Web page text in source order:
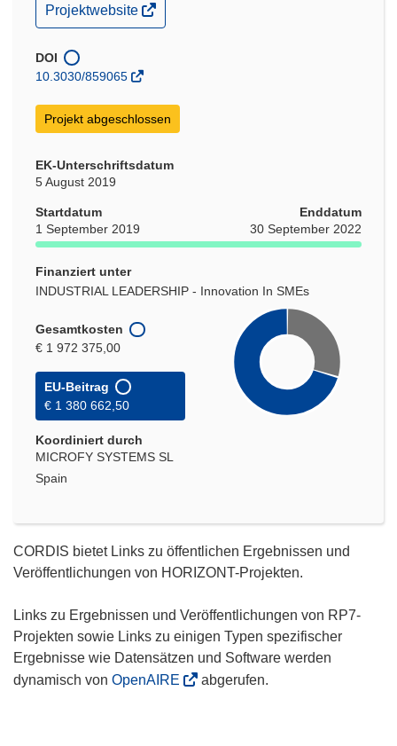
(öffnet
in
Fenster)
Projektwebsite
DOI
10.3030/859065
Projekt abgeschlossen
EK-Unterschriftsdatum
5 August 2019
Startdatum
1 September 2019
Enddatum
30 September 2022
Finanziert unter
INDUSTRIAL LEADERSHIP - Innovation In SMEs
Gesamtkosten
€ 1 972 375,00
EU-Beitrag
€ 1 380 662,50
Koordiniert durch
MICROFY SYSTEMS SL
Spain
CORDIS bietet Links zu öffentlichen Ergebnissen und
Veröffentlichungen von HORIZONT-Projekten.
Links zu Ergebnissen und Veröffentlichungen von RP7-
Projekten sowie Links zu einigen Typen spezifischer
Ergebnisse wie Datensätzen und Software werden
dynamisch von OpenAIRE abgerufen.